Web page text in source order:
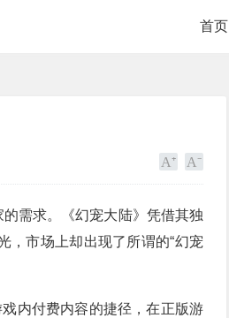
首页
需求。《幻宠大陆》凭借其独
，市场上却出现了所谓的“幻宠
内付费内容的捷径，在正版游